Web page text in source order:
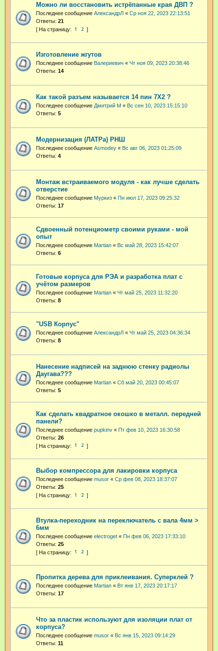
Можно ли восстановить истрёпанные края ДВП ?
Последнее сообщение АлександрЛ « Ср ноя 22, 2023 22:13:51
Ответы: 21
1 2
Изготовление жгутов
Последнее сообщение Валериевич « Чт ноя 09, 2023 20:38:46
Ответы: 14
Как такой разъем называется 14 пин 7Х2 ?
Последнее сообщение Дмитрий М « Вс сен 10, 2023 15:15:10
Ответы: 5
Модернизация (ЛАТРа) РНШ
Последнее сообщение Asmodey « Вс авг 06, 2023 01:25:09
Ответы: 4
Монтаж встраиваемого модуля - как лучше сделать
отверстие
Последнее сообщение Муркиз « Пн июл 17, 2023 09:25:32
Ответы: 17
Сдвоенный потенциометр своими руками - мой
опыт
Последнее сообщение Martian « Вс май 28, 2023 15:42:07
Ответы: 6
Готовые корпуса для РЭА и разработка плат с
учётом размеров
Последнее сообщение Martian « Чт май 25, 2023 11:32:20
Ответы: 8
"USB Корпус"
Последнее сообщение АлександрЛ « Чт май 25, 2023 04:36:34
Ответы: 8
Нанесение надписей на заднюю стенку радиолы
Даугава???
Последнее сообщение Martian « Сб май 20, 2023 00:45:07
Ответы: 5
Как сделать квадратное окошко в металл. передней
панели?
Последнее сообщение pupkinv « Пт фев 10, 2023 16:30:58
Ответы: 26
1 2
Выбор компрессора для лакировки корпуса
Последнее сообщение musor « Ср фев 08, 2023 18:37:07
Ответы: 25
1 2
Втулка-переходник на переключатель с вала 4мм >
6мм
Последнее сообщение electroget « Пн фев 06, 2023 17:33:10
Ответы: 25
1 2
Пропитка дерева для приклеивания. Суперклей ?
Последнее сообщение Martian « Вт янв 17, 2023 20:17:17
Ответы: 17
Что за пластик используют для изоляции плат от
корпуса?
Последнее сообщение musor « Вс янв 15, 2023 09:14:29
Ответы: 11